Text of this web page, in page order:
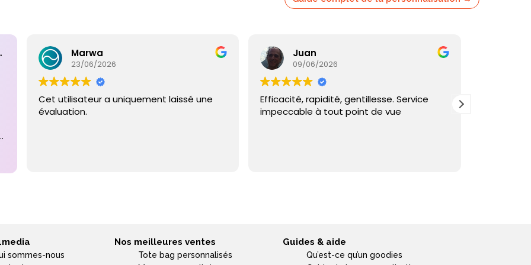
Marwa
23/06/2026
Cet utilisateur a uniquement laissé une
évaluation.
Juan
09/06/2026
Efficacité, rapidité, gentillesse. Service
impeccable à tout point de vue
sommes-nous
Nos meilleures ventes
Tote bag personnalisés
Guides & aide
Qu’est-ce qu’un goodies